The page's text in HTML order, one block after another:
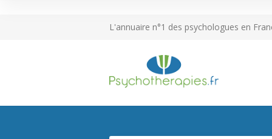
L'annuaire n°1 des psychologues en